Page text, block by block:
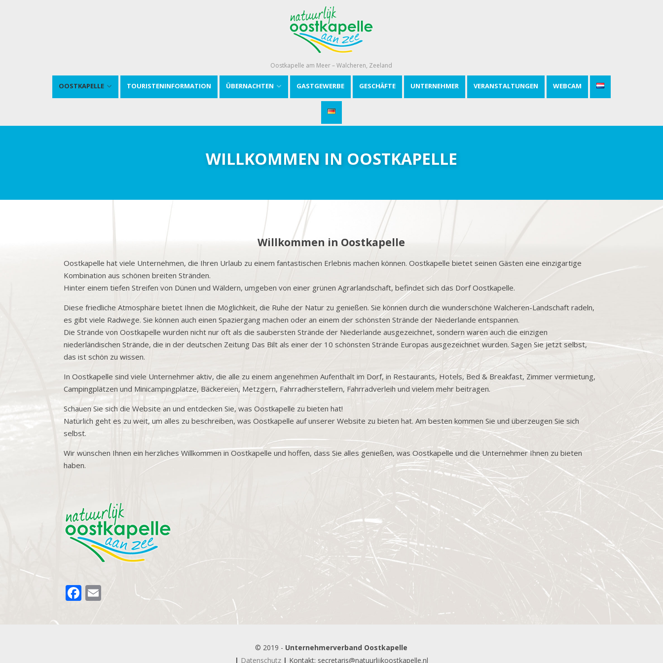
Oostkapelle am Meer – Walcheren, Zeeland
OOSTKAPELLE TOURISTENINFORMATION ÜBERNACHTEN GASTGEWERBE GESCHÄFTE UNTERNEHMER VERANSTALTUNGEN WEBCAM
WILLKOMMEN IN OOSTKAPELLE
Willkommen in Oostkapelle
Oostkapelle hat viele Unternehmen, die Ihren Urlaub zu einem fantastischen Erlebnis machen können. Oostkapelle bietet seinen Gästen eine einzigartige
Kombination aus schönen breiten Stränden.
Hinter einem tiefen Streifen von Dünen und Wäldern, umgeben von einer grünen Agrarlandschaft, befindet sich das Dorf Oostkapelle.
Diese friedliche Atmosphäre bietet Ihnen die Möglichkeit, die Ruhe der Natur zu genießen. Sie können durch die wunderschöne Walcheren-Landschaft radeln,
es gibt viele Radwege. Sie können auch einen Spaziergang machen oder an einem der schönsten Strände der Niederlande entspannen.
Die Strände von Oostkapelle wurden nicht nur oft als die saubersten Strände der Niederlande ausgezeichnet, sondern waren auch die einzigen
niederländischen Strände, die in der deutschen Zeitung Das Bilt als einer der 10 schönsten Strände Europas ausgezeichnet wurden. Sagen Sie jetzt selbst,
das ist schön zu wissen.
In Oostkapelle sind viele Unternehmer aktiv, die alle zu einem angenehmen Aufenthalt im Dorf, in Restaurants, Hotels, Bed & Breakfast, Zimmer vermietung,
Campingplätzen und Minicampingplätze, Bäckereien, Metzgern, Fahrradherstellern, Fahrradverleih und vielem mehr beitragen.
Schauen Sie sich die Website an und entdecken Sie, was Oostkapelle zu bieten hat!
Natürlich geht es zu weit, um alles zu beschreiben, was Oostkapelle auf unserer Website zu bieten hat. Am besten kommen Sie und überzeugen Sie sich
selbst.
Wir wünschen Ihnen ein herzliches Willkommen in Oostkapelle und hoffen, dass Sie alles genießen, was Oostkapelle und die Unternehmer Ihnen zu bieten
haben.
FACEBOOK
EMAIL
© 2019 - Unternehmerverband Oostkapelle
| Datenschutz | Kontakt: secretaris@natuurlijkoostkapelle.nl